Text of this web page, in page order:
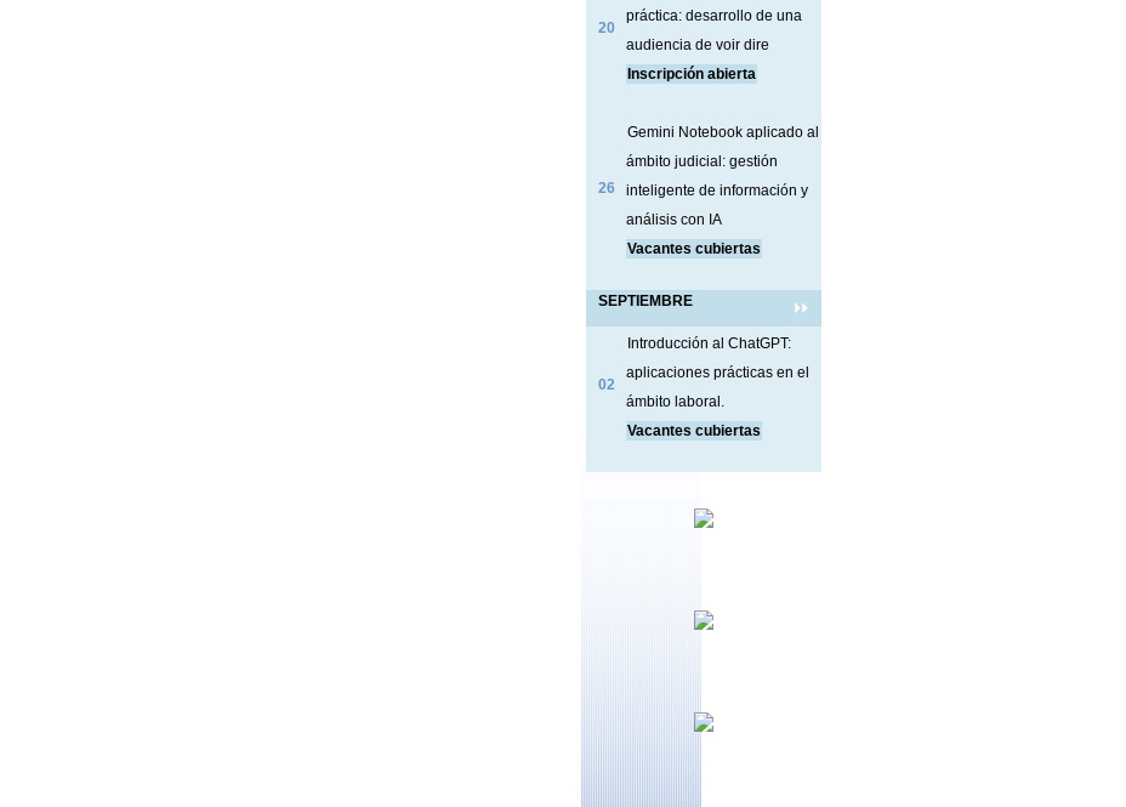
20
práctica: desarrollo de una
audiencia de voir dire
Inscripción abierta
26
Gemini Notebook aplicado al
ámbito judicial: gestión
inteligente de información y
análisis con IA
Vacantes cubiertas
SEPTIEMBRE
02
Introducción al ChatGPT:
aplicaciones prácticas en el
ámbito laboral.
Vacantes cubiertas